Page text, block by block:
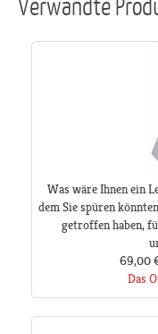
Was wäre Ihnen ein
dem Sie spüren
getroffen haben,
69,00
Das